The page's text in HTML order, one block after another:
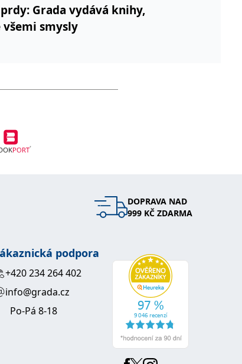
Grada vydává knihy,
smysly
DOPRAVA NAD
999 KČ ZDARMA
podpora
+420 234 264 402
info@grada.cz
Po-Pá 8-18